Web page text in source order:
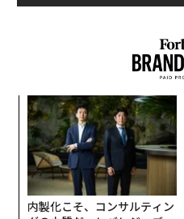
内製化こそ、コンサルティン